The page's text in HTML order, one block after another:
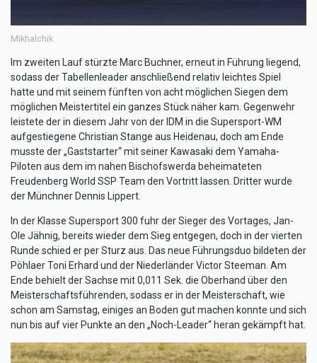
Mikhalchik
Im zweiten Lauf stürzte Marc Buchner, erneut in Führung liegend,
sodass der Tabellenleader anschließend relativ leichtes Spiel
hatte und mit seinem fünften von acht möglichen Siegen dem
möglichen Meistertitel ein ganzes Stück näher kam. Gegenwehr
leistete der in diesem Jahr von der IDM in die Supersport-WM
aufgestiegene Christian Stange aus Heidenau, doch am Ende
musste der „Gaststarter“ mit seiner Kawasaki dem Yamaha-
Piloten aus dem im nahen Bischofswerda beheimateten
Freudenberg World SSP Team den Vortritt lassen. Dritter wurde
der Münchner Dennis Lippert.
In der Klasse Supersport 300 fuhr der Sieger des Vortages, Jan-
Ole Jähnig, bereits wieder dem Sieg entgegen, doch in der vierten
Runde schied er per Sturz aus. Das neue Führungsduo bildeten der
Pöhlaer Toni Erhard und der Niederländer Victor Steeman. Am
Ende behielt der Sachse mit 0,011 Sek. die Oberhand über den
Meisterschaftsführenden, sodass er in der Meisterschaft, wie
schon am Samstag, einiges an Boden gut machen konnte und sich
nun bis auf vier Punkte an den „Noch-Leader“ heran gekämpft hat.